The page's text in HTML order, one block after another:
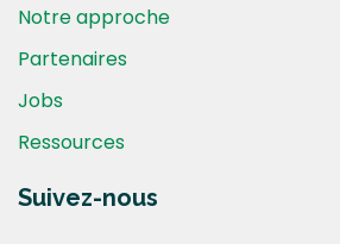
Notre approche
Partenaires
Jobs
Ressources
Suivez-nous